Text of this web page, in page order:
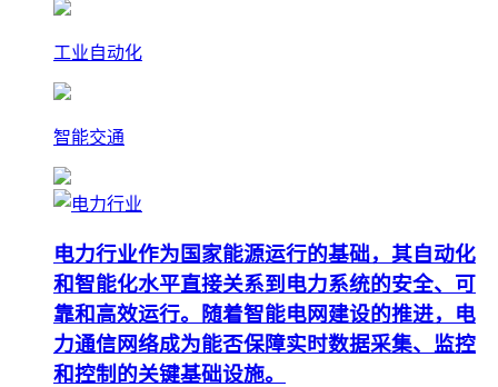
工业自动化
智能交通
电力行业作为国家能源运行的基础，其自动化
和智能化水平直接关系到电力系统的安全、可
靠和高效运行。随着智能电网建设的推进，电
力通信网络成为能否保障实时数据采集、监控
和控制的关键基础设施。